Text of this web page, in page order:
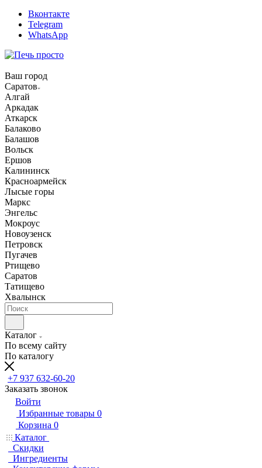
Вконтакте
Telegram
WhatsApp
Ваш город
Саратов
Алгай
Аркадак
Аткарск
Балаково
Балашов
Вольск
Ершов
Калининск
Красноармейск
Лысые горы
Маркс
Энгельс
Мокроус
Новоузенск
Петровск
Пугачев
Ртищево
Саратов
Татищево
Хвалынск
Каталог
По всему сайту
По каталогу
+7 937 632-60-20
Заказать звонок
Войти
Избранные товары 0
Корзина 0
Каталог
Скидки
Ингредиенты